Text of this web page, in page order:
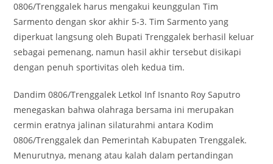
0806/Trenggalek harus mengakui keunggulan Tim
Sarmento dengan skor akhir 5-3. Tim Sarmento yang
diperkuat langsung oleh Bupati Trenggalek berhasil keluar
sebagai pemenang, namun hasil akhir tersebut disikapi
dengan penuh sportivitas oleh kedua tim.
Dandim 0806/Trenggalek Letkol Inf Isnanto Roy Saputro
menegaskan bahwa olahraga bersama ini merupakan
cermin eratnya jalinan silaturahmi antara Kodim
0806/Trenggalek dan Pemerintah Kabupaten Trenggalek.
Menurutnya, menang atau kalah dalam pertandingan